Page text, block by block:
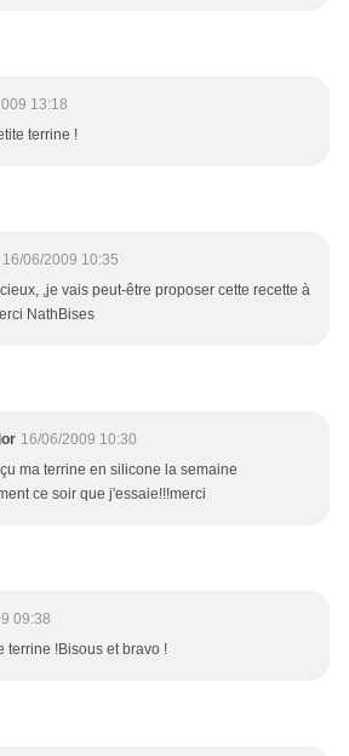
13:18
terrine !
16/06/2009 10:35
,je vais peut-être proposer cette recette à
NathBises
16/06/2009 10:30
ma terrine en silicone la semaine
ce soir que j'essaie!!!merci
09:38
terrine !Bisous et bravo !